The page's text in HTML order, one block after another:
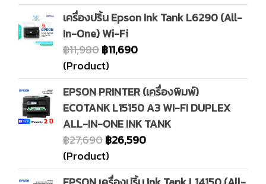
เครื่องปริ้น Epson Ink Tank L6290 (All-
In-One) Wi-Fi
฿11,980฿11,690
(Product)
EPSON PRINTER (เครื่องพิมพ์)
ECOTANK L15150 A3 WI-FI DUPLEX
ALL-IN-ONE INK TANK
฿27,690฿26,590
(Product)